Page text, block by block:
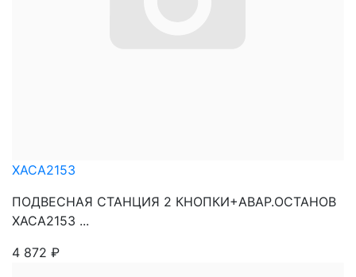
XACA2153
ПОДВЕСНАЯ СТАНЦИЯ 2 КНОПКИ+АВАР.ОСТАНОВ
XACA2153 ...
4 872 ₽